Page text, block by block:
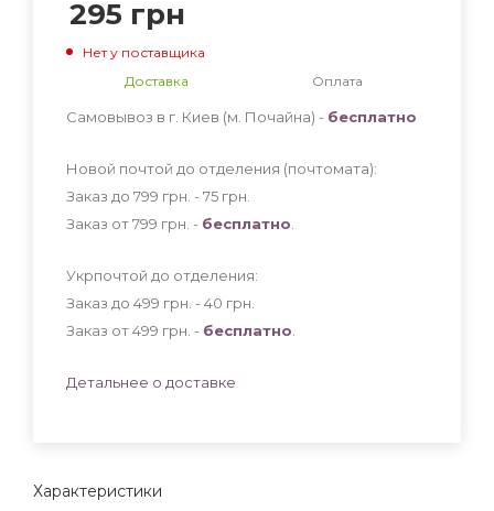
Характеристики
295 грн
Нет у поставщика
Доставка
Оплата
Самовывоз в г. Киев (м. Почайна) - бесплатно
Новой почтой до отделения (почтомата):
Заказ до 799 грн. - 75 грн
Заказ от 799 грн. - бесплатно
Укрпочтой до отделения:
Заказ до 499 грн. - 40 грн
Заказ от 499 грн. - бесплатно
Детальнее о доставке